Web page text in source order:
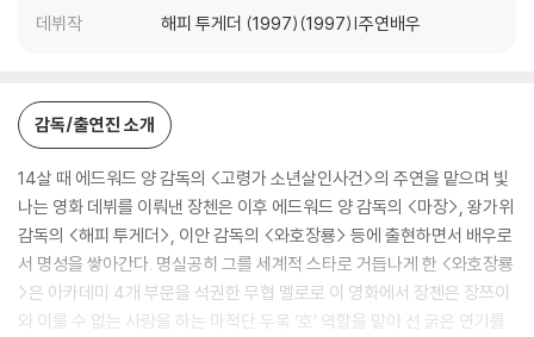
데뷔작
해피 투게더 (1997)(1997)|주연배우
감독/출연진 소개
14살 때 에드워드 양 감독의 <고령가 소년살인사건>의 주연을 맡으며 빛
나는 영화 데뷔를 이뤄낸 장첸은 이후 에드워드 양 감독의 <마장>, 왕가위
감독의 <해피 투게더>, 이안 감독의 <와호장룡> 등에 출현하면서 배우로
서 명성을 쌓아간다. 명실공히 그를 세계적 스타로 거듭나게 한 <와호장룡
>은 아카데미 4개 부문을 석권한 무협 멜로로 이 영화에서 장첸은 장쯔이
와 이룰 수 없는 사랑을 하는 마적단 두목 ‘호’ 역할을 맡아 선 굵은 연기를